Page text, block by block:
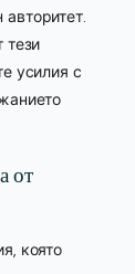
тези
усилия с
от
която